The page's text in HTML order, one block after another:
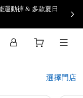
運動褲 & 多款夏日
選擇門店